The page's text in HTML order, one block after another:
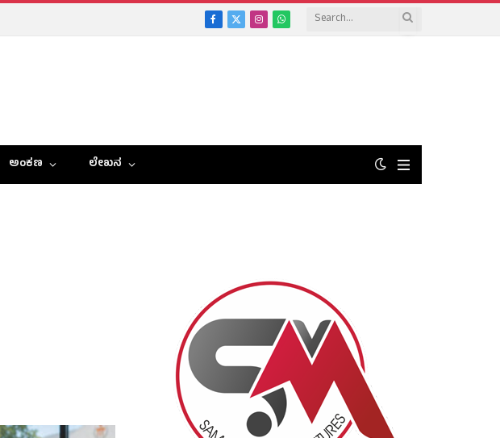
Facebook
X
InstagramWhatsApp
ಅಂಕಣ ಲೇಖನ